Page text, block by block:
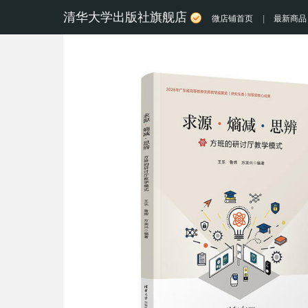
清华大学出版社旗舰店 微店铺首页 最新商品